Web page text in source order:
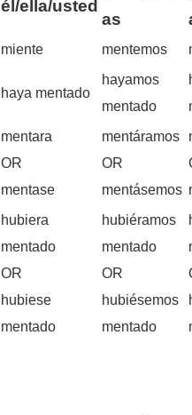
él/ella/usted
as
miente mentemos
haya mentado
hayamos
mentado
mentara
OR
mentase
mentáramos
OR
mentásemos
hubiera
mentado
OR
hubiese
mentado
hubiéramos
mentado
OR
hubiésemos
mentado